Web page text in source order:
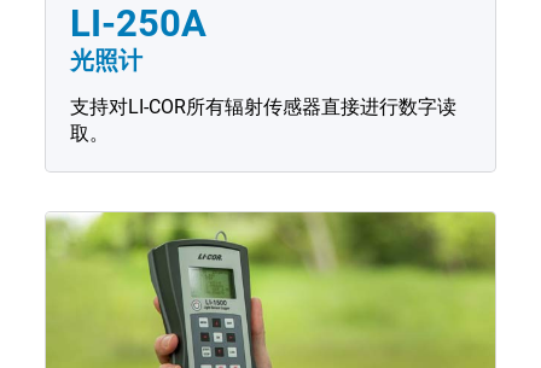
LI-250A
光照计
支持对LI-COR所有辐射传感器直接进行数字读
取。